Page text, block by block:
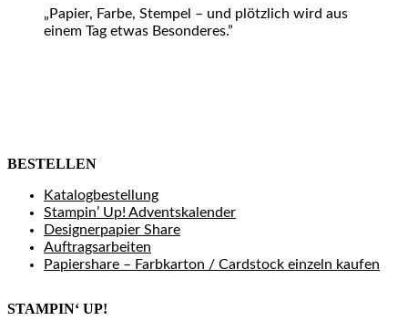
„Papier, Farbe, Stempel – und plötzlich wird aus
einem Tag etwas Besonderes.”
BESTELLEN
Katalogbestellung
Stampin’ Up! Adventskalender
Designerpapier Share
Auftragsarbeiten
Papiershare – Farbkarton / Cardstock einzeln kaufen
STAMPIN‘ UP!